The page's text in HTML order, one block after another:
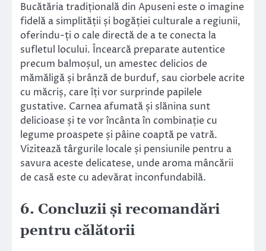
Bucătăria tradițională din Apuseni este o imagine
fidelă a simplității și bogăției culturale a regiunii,
oferindu-ți o cale directă de a te conecta la
sufletul locului. Încearcă preparate autentice
precum balmoșul, un amestec delicios de
mămăligă și brânză de burduf, sau ciorbele acrite
cu măcriș, care îți vor surprinde papilele
gustative. Carnea afumată și slănina sunt
delicioase și te vor încânta în combinație cu
legume proaspete și pâine coaptă pe vatră.
Vizitează târgurile locale și pensiunile pentru a
savura aceste delicatese, unde aroma mâncării
de casă este cu adevărat inconfundabilă.
6. Concluzii și recomandări
pentru călătorii